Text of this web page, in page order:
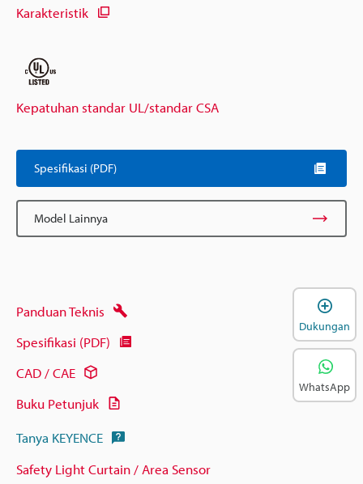
Karakteristik
Kepatuhan standar UL/standar CSA
Spesifikasi (PDF)
Model Lainnya
Panduan Teknis
Spesifikasi (PDF)
CAD / CAE
Buku Petunjuk
Tanya KEYENCE
Safety Light Curtain / Area Sensor
Dukungan
WhatsApp